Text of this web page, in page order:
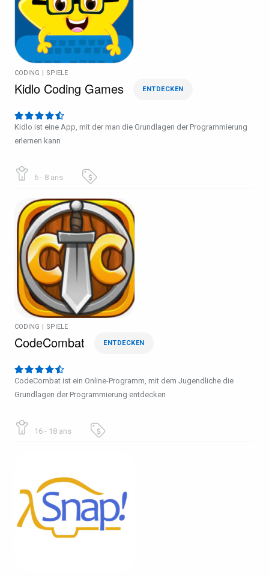
CODING | SPIELE
Kidlo Coding Games ENTDECKEN
Kidlo ist eine App, mit der man die Grundlagen der Programmierung
erlernen kann
6 - 8 ans
CODING SPIELE
CodeCombat ENTDECKEN
CodeCombat ist ein Online-Programm, mit dem Jugendliche die
Grundlagen der Programmierung entdecken
16 - 18 ans